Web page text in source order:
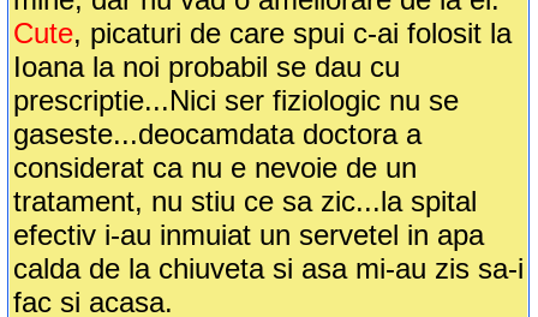
Cute, picaturi de care spui c-ai folosit la
Ioana la noi probabil se dau cu
prescriptie...Nici ser fiziologic nu se
gaseste...deocamdata doctora a
considerat ca nu e nevoie de un
tratament, nu stiu ce sa zic...la spital
efectiv i-au inmuiat un servetel in apa
calda de la chiuveta si asa mi-au zis sa-i
fac si acasa.